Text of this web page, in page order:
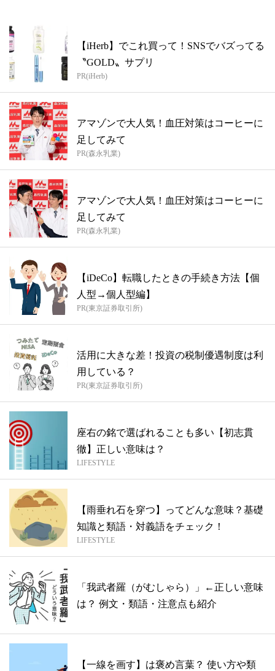
【iHerb】でこれ買って！SNSでバズってる
〝GOLD〟サプリ
PR(iHerb)
アマゾンで大人気！血圧対策はコーヒーに
足してみて
PR(森永乳業)
アマゾンで大人気！血圧対策はコーヒーに
足してみて
PR(森永乳業)
【iDeCo】転職したときの手続き方法【個
人型→個人型編】
PR(東京証券取引所)
活用に大きな差！投資の税制優遇制度は利
用している？
PR(東京証券取引所)
座右の銘で選ばれることも多い【初志貫
徹】正しい意味は？
LIFESTYLE
【雨垂れ石を穿つ】ってどんな意味？基礎
知識と類語・対義語をチェック！
LIFESTYLE
「我武者羅（がむしゃら）」←正しい意味
は？ 例⽂・類語・注意点も紹介
【一線を画す】は褒め言葉？ 使い方や類